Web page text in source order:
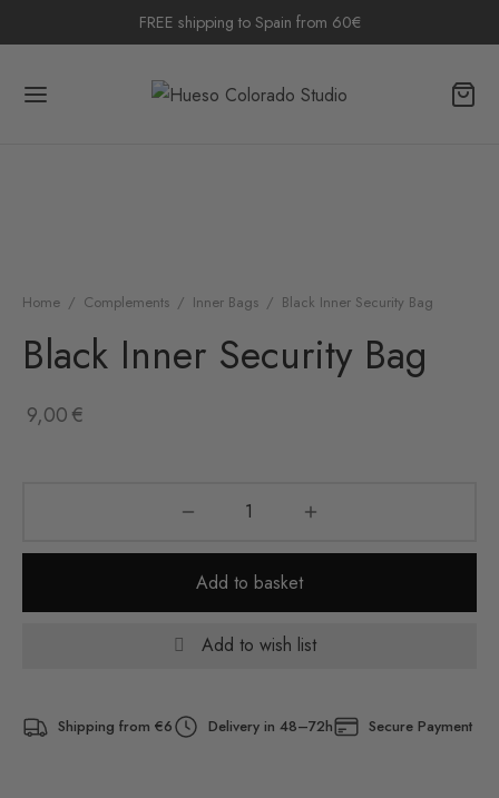
FREE shipping to Spain from 60€
Home / Complements / Inner Bags / Black Inner Security Bag
Black Inner Security Bag
9,00€
Add to basket
Add to wish list
Shipping from €6 Delivery in 48–72h Secure Payment